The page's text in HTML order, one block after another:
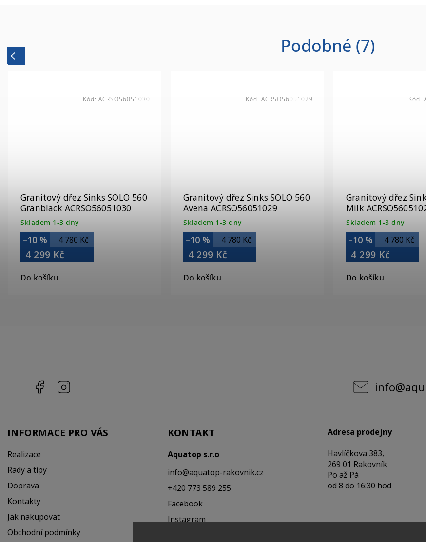
Podobné (7)
Previous
Granitový dřez Sinks SOLO 560
Granblack ACRSO56051030
Skladem 1-3 dny
4 780 Kč
–10 %
4 299 Kč
Do košíku
Kód: ACRSO56051030
Granitový dřez Sinks SOLO 560
Avena ACRSO56051029
Skladem 1-3 dny
4 780 Kč
–10 %
4 299 Kč
Do košíku
Kód: ACRSO56051029
Granitový dřez
Milk
Skladem 1-3 dny
4 780 Kč
–10 %
4 299 Kč
Do košíku
Kód:
Facebook info@
INFORMACE PRO VÁS
Realizace
Rady a tipy
Doprava
Kontakty
Jak nakupovat
Obchodní podmínky
KONTAKT
Aquatop s.r.o
info@aquatop-rakovnik.cz
+420 773 589 255
Facebook
Instagram
Adresa prodejny
Havlíčkova 383,
269 01 Rakovník
Po až Pá
od 8 do 16:30 hod